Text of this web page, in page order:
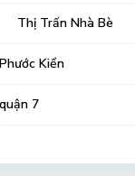
Thị Trấn Nhà Bè
Phước Kiển
quận 7